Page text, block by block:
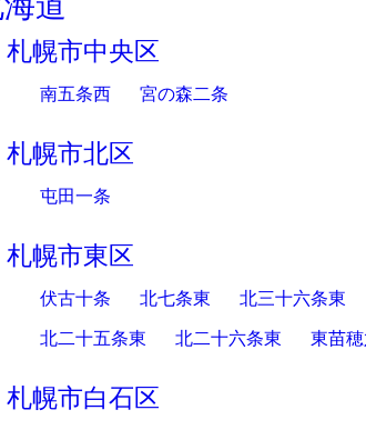
札幌市中央区
南五条西 宮の森二条
札幌市北区
屯田一条
札幌市東区
伏古十条 北七条東 北三十六条東
北二十五条東 北二十六条東 東苗
札幌市白石区